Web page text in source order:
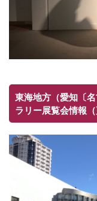
東海地方（愛知〔
ラリー展覧会情報